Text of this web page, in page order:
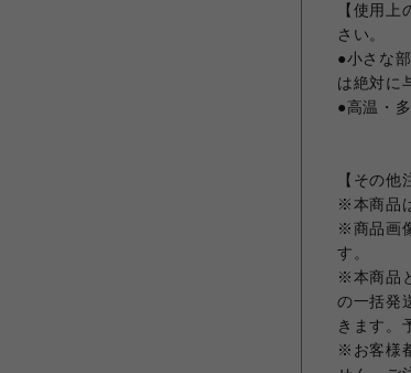
【使用
さい。
●小さな
は絶対に
●高温・
【その他
※本商品
※商品画
す。
※本商品
の一括発
きます。
※お客様